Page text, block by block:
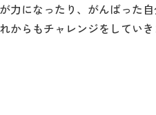
になったり、がんばった自
からもチャレンジをしてい